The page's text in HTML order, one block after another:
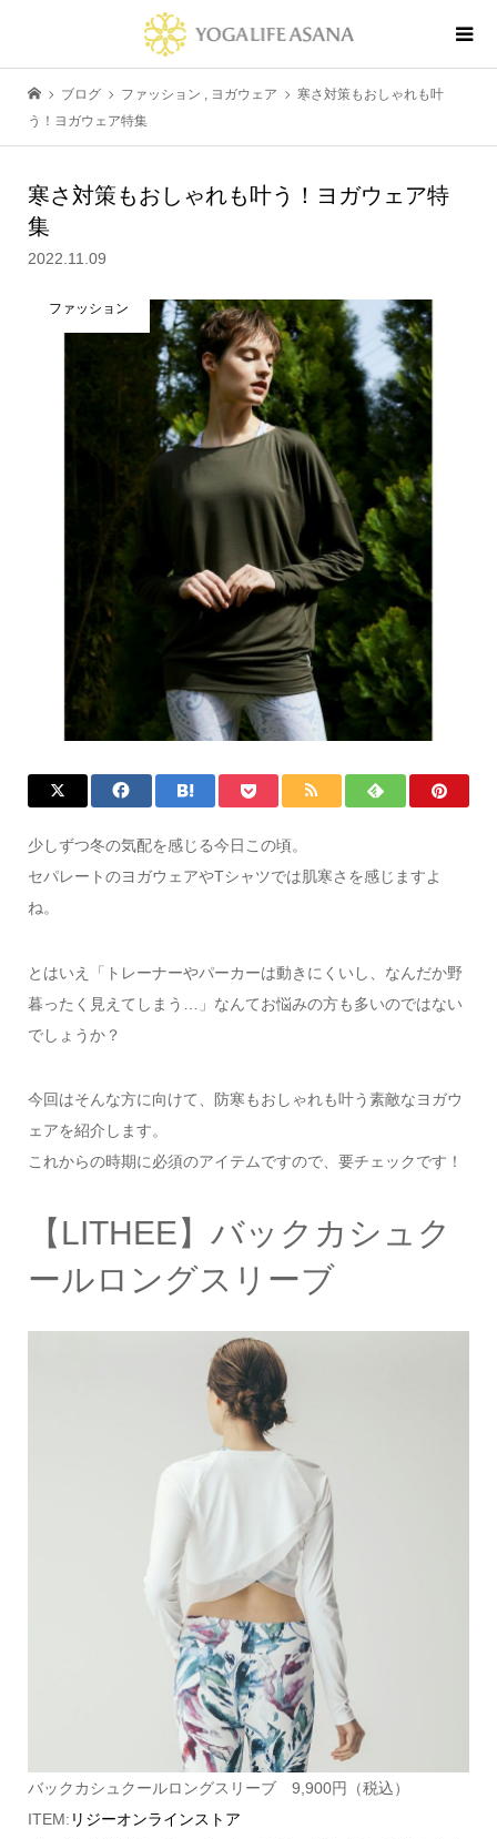
ブログ ファッション , ヨガウェア
寒さ対策もおしゃれも叶
う！ヨガウェア特集
寒さ対策もおしゃれも叶う！ヨガウェア特
集
2022.11.09
ファッション
少しずつ冬の気配を感じる今日この頃。
セパレートのヨガウェアやTシャツでは肌寒さを感じますよ
ね。
とはいえ「トレーナーやパーカーは動きにくいし、なんだか野
暮ったく見えてしまう…」なんてお悩みの方も多いのではない
でしょうか？
今回はそんな方に向けて、防寒もおしゃれも叶う素敵なヨガウ
ェアを紹介します。
これからの時期に必須のアイテムですので、要チェックです！
【LITHEE】バックカシュク
ールロングスリーブ
バックカシュクールロングスリーブ 9,900円（税込）
ITEM: リジーオンラインストア